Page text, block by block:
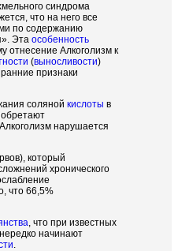
синдрома
что на него все
по содержанию
Эта особенность
отнесение Алкоголизм к
(выносливости)
признаки
соляной кислоты в
нарушается
который
хронического
что 66,5%
, что при известных
начинают
.